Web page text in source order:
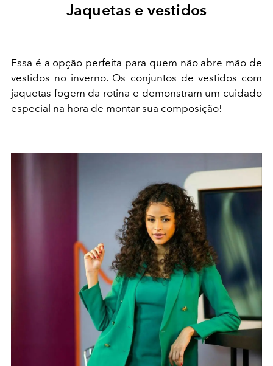
Jaquetas e vestidos
Essa é a opção perfeita para quem não abre mão de
vestidos no inverno. Os conjuntos de vestidos com
jaquetas fogem da rotina e demonstram um cuidado
especial na hora de montar sua composição!